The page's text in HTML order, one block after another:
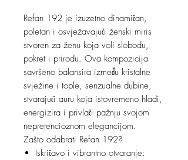
Refan 192 je izuzetno dinamičan,
poletan i osvježavajući ženski miris
stvoren za ženu koja voli slobodu,
pokret i prirodu. Ova kompozicija
savršeno balansira između kristalne
svježine i tople, senzualne dubine,
stvarajući auru koja istovremeno hladi,
energizira i privlači pažnju svojom
nepretencioznom elegancijom.
Zašto odabrati Refan 192?
Iskričavo i vibrantno otvaranje: